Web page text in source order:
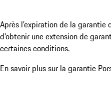
Après l'expiration de la garantie
d'obtenir une extension de
certaines conditions.
En savoir plus sur la garantie